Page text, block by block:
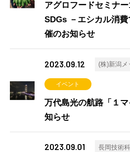
アグロフードセミナ
SDGs －エシカル消
催のお知らせ
2023.09.12 (株)新潟メ
イベント
万代島光の航路「１
知らせ
2023.09.01 長岡技術